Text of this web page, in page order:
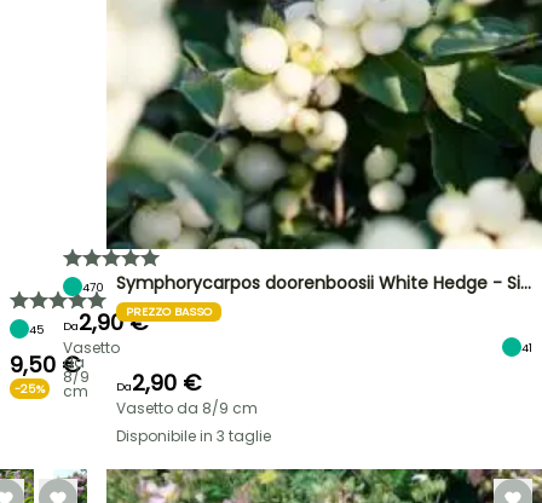
45
9,50 €
-25%
470
Da2,90 €
Vasetto
da
8/9
cm
Symphorycarpos doorenboosii White Hedge - Si…
PREZZO BASSO
41
Da2,90 €
Vasetto da 8/9 cm
Disponibile in 3 taglie